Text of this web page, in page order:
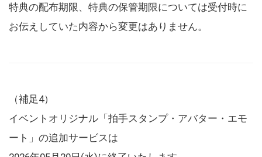
特典の配布期限、特典の保管期限については受付時に
お伝えしていた内容から変更はありません。
（補足4）
イベントオリジナル「拍手スタンプ・アバター・エモ
ート」の追加サービスは